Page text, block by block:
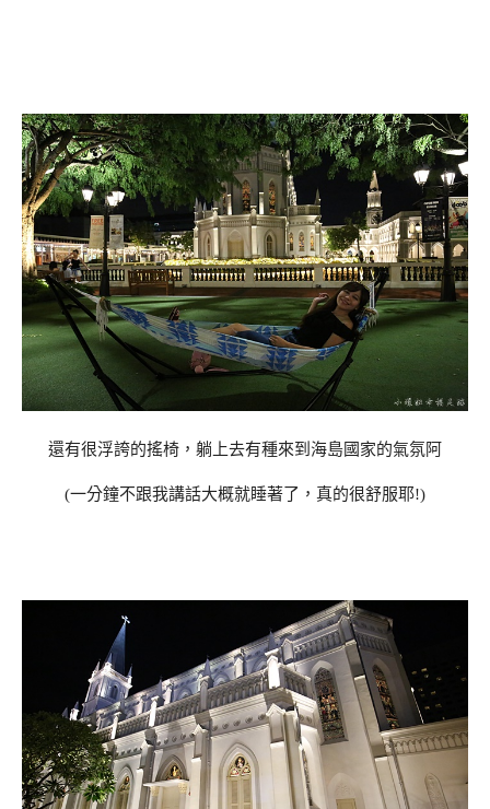
還有很浮誇的搖椅，躺上去有種來到海島國家的氣氛阿
(一分鐘不跟我講話大概就睡著了，真的很舒服耶!)